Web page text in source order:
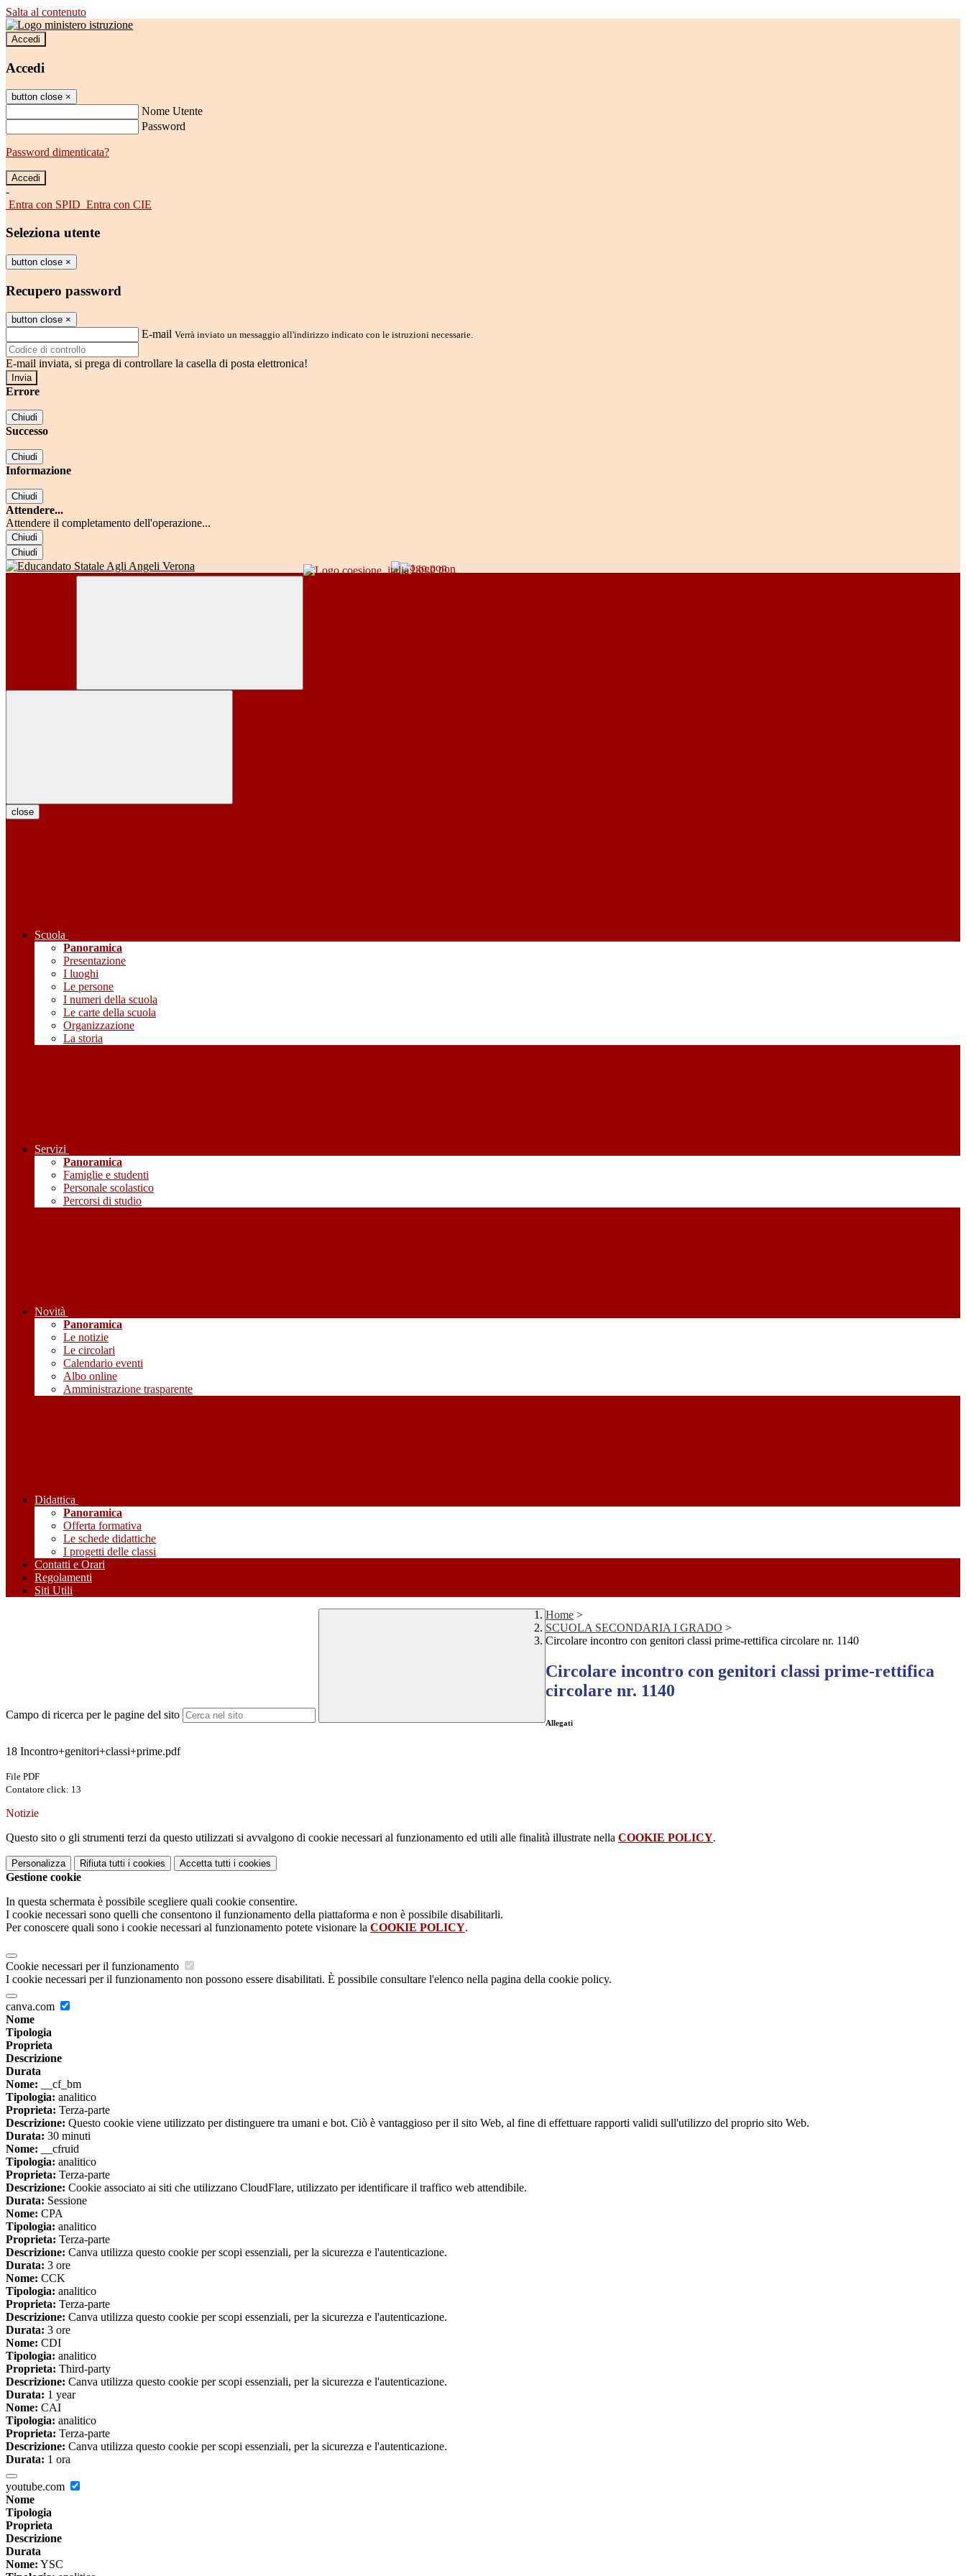
Salta al contenuto
Accedi
Accedi
button close ×
Nome Utente
Password
Password dimenticata?
-
Entra con SPID Entra con CIE
Seleziona utente
button close ×
Recupero password
button close ×
E-mail Verrà inviato un messaggio all'indirizzo indicato con le istruzioni necessarie.
E-mail inviata, si prega di controllare la casella di posta elettronica!
Errore
Chiudi
Successo
Chiudi
Informazione
Chiudi
Attendere...
Attendere il completamento dell'operazione...
Chiudi
Chiudi
close
Scuola
Panoramica
Presentazione
I luoghi
Le persone
I numeri della scuola
Le carte della scuola
Organizzazione
La storia
Servizi
Panoramica
Famiglie e studenti
Personale scolastico
Percorsi di studio
Novità
Panoramica
Le notizie
Le circolari
Calendario eventi
Albo online
Amministrazione trasparente
Didattica
Panoramica
Offerta formativa
Le schede didattiche
I progetti delle classi
Contatti e Orari
Regolamenti
Siti Utili
Campo di ricerca per le pagine del sito
Home >
SCUOLA SECONDARIA I GRADO >
Circolare incontro con genitori classi prime-rettifica circolare nr. 1140
Circolare incontro con genitori classi prime-rettifica
circolare nr. 1140
Allegati
18 Incontro+genitori+classi+prime.pdf
File PDF
Contatore click: 13
Notizie
Questo sito o gli strumenti terzi da questo utilizzati si avvalgono di cookie necessari al funzionamento ed utili alle finalità illustrate nella COOKIE POLICY.
Personalizza Rifiuta tutti i cookies Accetta tutti i cookies
Gestione cookie
In questa schermata è possibile scegliere quali cookie consentire.
I cookie necessari sono quelli che consentono il funzionamento della piattaforma e non è possibile disabilitarli.
Per conoscere quali sono i cookie necessari al funzionamento potete visionare la COOKIE POLICY.
Cookie necessari per il funzionamento
I cookie necessari per il funzionamento non possono essere disabilitati. È possibile consultare l'elenco nella pagina della cookie policy.
canva.com
Nome
Tipologia
Proprieta
Descrizione
Durata
Nome: __cf_bm
Tipologia: analitico
Proprieta: Terza-parte
Descrizione: Questo cookie viene utilizzato per distinguere tra umani e bot. Ciò è vantaggioso per il sito Web, al fine di effettuare rapporti validi sull'utilizzo del proprio sito Web.
Durata: 30 minuti
Nome: __cfruid
Tipologia: analitico
Proprieta: Terza-parte
Descrizione: Cookie associato ai siti che utilizzano CloudFlare, utilizzato per identificare il traffico web attendibile.
Durata: Sessione
Nome: CPA
Tipologia: analitico
Proprieta: Terza-parte
Descrizione: Canva utilizza questo cookie per scopi essenziali, per la sicurezza e l'autenticazione.
Durata: 3 ore
Nome: CCK
Tipologia: analitico
Proprieta: Terza-parte
Descrizione: Canva utilizza questo cookie per scopi essenziali, per la sicurezza e l'autenticazione.
Durata: 3 ore
Nome: CDI
Tipologia: analitico
Proprieta: Third-party
Descrizione: Canva utilizza questo cookie per scopi essenziali, per la sicurezza e l'autenticazione.
Durata: 1 year
Nome: CAI
Tipologia: analitico
Proprieta: Terza-parte
Descrizione: Canva utilizza questo cookie per scopi essenziali, per la sicurezza e l'autenticazione.
Durata: 1 ora
youtube.com
Nome
Tipologia
Proprieta
Descrizione
Durata
Nome: YSC